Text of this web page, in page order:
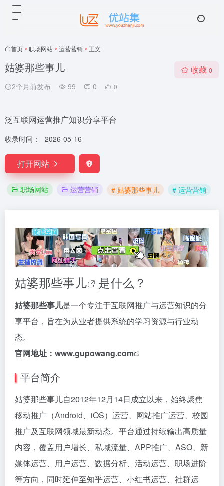
首页 • 职场网站 • 运营营销 • 正文
姑婆那些事儿
2个月前发布 99 0 0
收藏 0
泛互联网运营推广知识分享平台
收录时间： 2026-05-16
打开网站
职场网站 运营营销 # 姑婆那些事儿 # 运营营销
姑婆那些事儿 是什么？
姑婆那些事儿是一个专注于互联网推广与运营知识的分
享平台，旨在为从业者提供系统的学习资源与行业动
态。
官网地址： www.gupowang.com
平台简介
姑婆那些事儿自2012年12月14日成立以来，始终聚焦
移动推广（Android、iOS）运营、网站推广运营、校园
推广及互联网领域最新动态。平台通过持续输出高质量
内容，覆盖用户增长、私域流量、APP推广、ASO、新
媒体运营、用户运营、数据分析、活动运营、职场进阶
等方向，同时延伸至知乎运营、小红书运营、社群运